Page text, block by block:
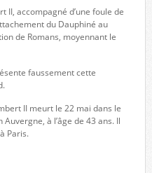
II, accompagné d’une foule de
du Dauphiné au
de Romans, moyennant le
faussement cette
II meurt le 22 mai dans le
à l’âge de 43 ans. Il
Paris.